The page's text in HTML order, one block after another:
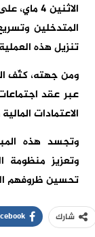
الاثنين 4
المتدخلين
تنزيل هذه
ومن جهته، كثّف
عبر عقد
الاعتمادات
وتجسد هذه
وتعزيز منظومة
تحسين ظروفهم
شارك